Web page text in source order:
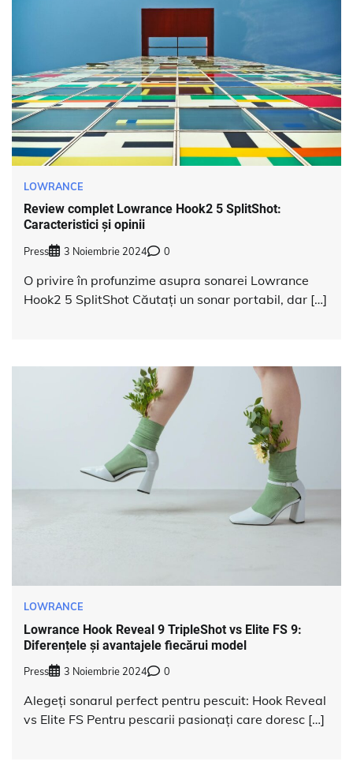
LOWRANCE
Review complet Lowrance Hook2 5 SplitShot:
Caracteristici și opinii
Press 3 Noiembrie 2024 0
O privire în profunzime asupra sonarei Lowrance
Hook2 5 SplitShot Căutați un sonar portabil, dar […]
LOWRANCE
Lowrance Hook Reveal 9 TripleShot vs Elite FS 9:
Diferențele și avantajele fiecărui model
Press 3 Noiembrie 2024 0
Alegeți sonarul perfect pentru pescuit: Hook Reveal
vs Elite FS Pentru pescarii pasionați care doresc […]